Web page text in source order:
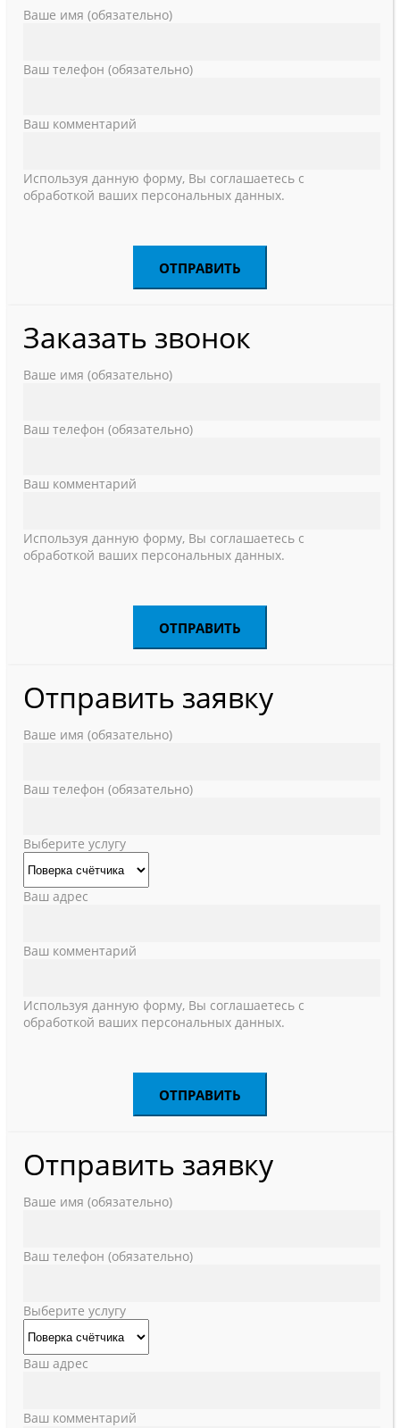
Ваше имя (обязательно)
Ваш телефон (обязательно)
Ваш комментарий
Используя данную форму, Вы соглашаетесь с
обработкой ваших персональных данных.
Заказать звонок
Ваше имя (обязательно)
Ваш телефон (обязательно)
Ваш комментарий
Используя данную форму, Вы соглашаетесь с
обработкой ваших персональных данных.
Отправить заявку
Ваше имя (обязательно)
Ваш телефон (обязательно)
Выберите услугу
Ваш адрес
Ваш комментарий
Используя данную форму, Вы соглашаетесь с
обработкой ваших персональных данных.
Отправить заявку
Ваше имя (обязательно)
Ваш телефон (обязательно)
Выберите услугу
Ваш адрес
Ваш комментарий